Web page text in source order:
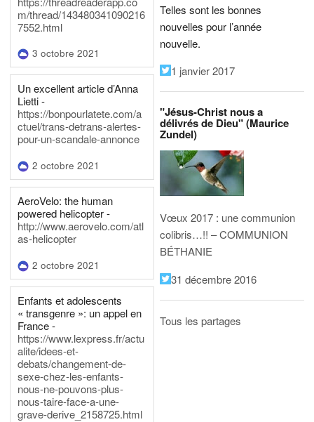
m/thread/143480341090216
7552.html
3 octobre 2021
Un excellent article d’Anna
Lietti -
https://bonpourlatete.com/a
ctuel/trans-detrans-alertes-
pour-un-scandale-annonce
2 octobre 2021
AeroVelo: the human
powered helicopter -
http://www.aerovelo.com/atl
as-helicopter
2 octobre 2021
Enfants et adolescents
« transgenre »: un appel en
France -
https://www.lexpress.fr/actu
alite/idees-et-
debats/changement-de-
sexe-chez-les-enfants-
nous-ne-pouvons-plus-
nous-taire-face-a-une-
grave-derive_2158725.html
Telles sont les bonnes
nouvelles pour l’année
nouvelle.
1 janvier 2017
"Jésus-Christ nous a
délivrés de Dieu" (Maurice
Zundel)
Vœux 2017 : une communion
colibris…!! – COMMUNION
BÉTHANIE
31 décembre 2016
Tous les partages